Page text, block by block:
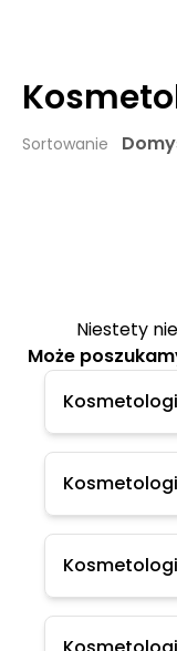
Sortowanie
Niestety
Może